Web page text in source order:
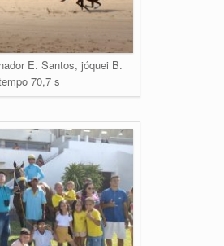
E. Santos, jóquei B.
70,7 s